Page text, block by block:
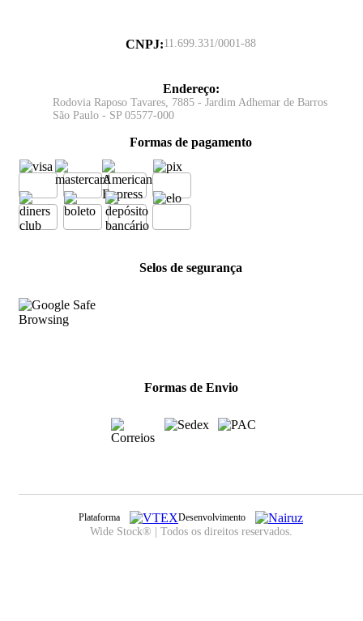
CNPJ:11.699.331/0001-88
Endereço:
Rodovia Raposo Tavares, 7885 - Jardim Adhemar de Barros
São Paulo - SP 05577-000
Formas de pagamento
Selos de segurança
Formas de Envio
Wide Stock® | Todos os direitos reservados.
Plataforma Desenvolvimento